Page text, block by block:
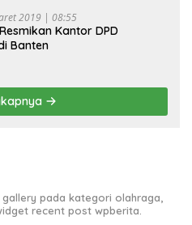
2019 | 08:55
Kantor DPD
Banten
pada kategori olahraga,
recent post wpberita.